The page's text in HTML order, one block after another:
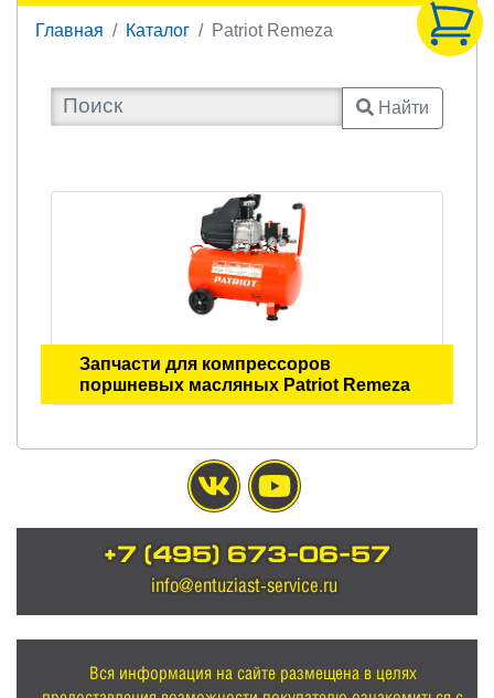
Главная Каталог Patriot Remeza
Найти
Запчасти для компрессоров
поршневых масляных Patriot Remeza
+7 (495) 673-06-57
info@entuziast-service.ru
Вся информация на сайте размещена в целях